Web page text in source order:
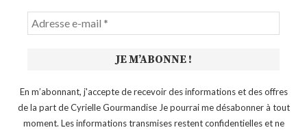
En m’abonnant, j'accepte de recevoir des informations et des offres
de la part de Cyrielle Gourmandise Je pourrai me désabonner à tout
moment. Les informations transmises restent confidentielles et ne